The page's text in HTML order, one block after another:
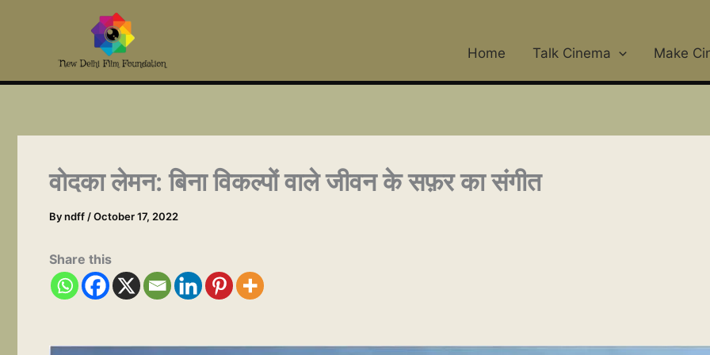
Home Talk Cinema Make
वोदका लेमन: बिना विकल्पों वाले जीवन के सफ़र का संगीत
Byndff /October 17, 2022
Share this